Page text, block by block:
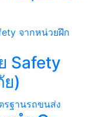
Safety
)